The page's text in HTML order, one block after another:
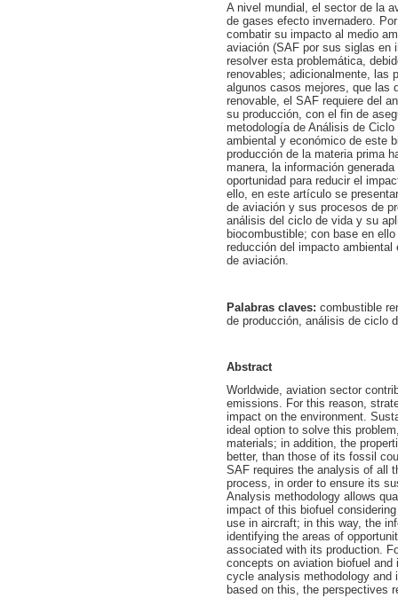
A nivel mundial, el sector de la
de gases efecto invernadero.
combatir su impacto al medio
aviación (SAF por sus siglas en
resolver esta problemática,
renovables; adicionalmente, las
algunos casos mejores, que las
renovable, el SAF requiere del
su producción, con el fin de
metodología de Análisis de
ambiental y económico de este
producción de la materia prima
manera, la información
oportunidad para reducir el
ello, en este artículo se
de aviación y sus procesos de
análisis del ciclo de vida y su
biocombustible; con base en
reducción del impacto
de aviación.
Palabras claves: combustible
de producción, análisis de ciclo
Abstract
Worldwide, aviation sector
emissions. For this reason,
impact on the environment.
ideal option to solve this
materials; in addition, the
better, than those of its fossil
SAF requires the analysis of all
process, in order to ensure its
Analysis methodology allows
impact of this biofuel
use in aircraft; in this way, the
identifying the areas of
associated with its production.
concepts on aviation biofuel
cycle analysis methodology and
based on this, the perspectives